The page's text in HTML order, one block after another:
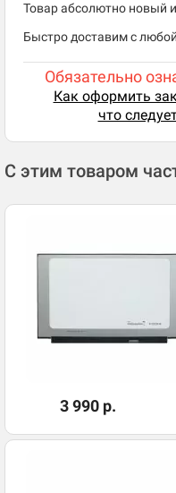
Товар абсолютно новый и
Быстро доставим с
Обязательно
Как оформить
что
С этим товаром
3 990 р.